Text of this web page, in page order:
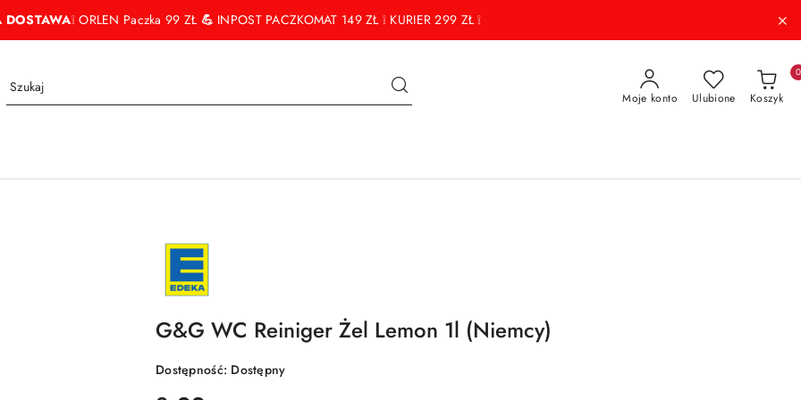
DOSTAWA❕ ORLEN Paczka 99 ZŁ💪 INPOST PACZKOMAT 149 ZŁ ❕ KURIER 299 ZŁ ❕
Moje konto Ulubione Koszyk
0
NAZWA
PRODUCENTA:
EDEKA
G&G WC Reiniger Żel Lemon 1l (Niemcy)
Dostępność: Dostępny